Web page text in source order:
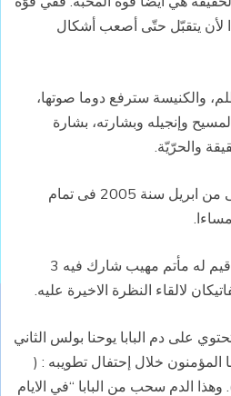
لأن يتقبّل حتّى أصعب أشكال
والكنيسة سترفع دوما صوتها،
وإنجيله وبشارته، بشارة
والحرّيّة.
+ انتقل الى الامجاد فى الثانى من ابريل سنة 2005 فى تمام
فى الثامن من ابريل 2005 اقيم له مأتم مهيب شارك فيه 3
لالقاء النظرة الاخيرة عليه.
على دم البابا يوحنا بولس الثاني
خلال إحتفال تطويبه : (
الاحد الموافق /5/2011). وهذا الدم سحب من البابا “في الايام